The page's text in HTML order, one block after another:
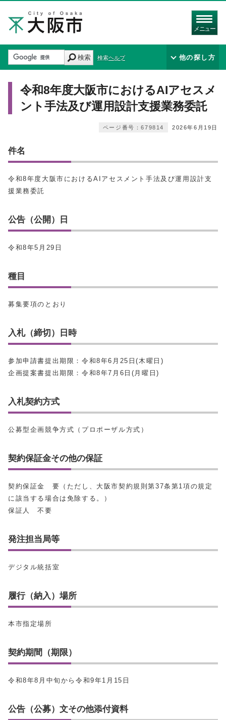
メニュー
検索 検索ヘルプ 他の探し方
令和8年度大阪市におけるAIアセスメ
ント手法及び運用設計支援業務委託
2026年6月19日
ページ番号：679814
件名
令和8年度大阪市におけるAIアセスメント手法及び運用設計支
援業務委託
公告（公開）日
令和8年5月29日
種目
募集要項のとおり
入札（締切）日時
参加申請書提出期限：令和8年6月25日(木曜日)
企画提案書提出期限：令和8年7月6日(月曜日)
入札契約方式
公募型企画競争方式（プロポーザル方式）
契約保証金その他の保証
契約保証金 要（ただし、大阪市契約規則第37条第1項の規定
に該当する場合は免除する。）
保証人 不要
発注担当局等
デジタル統括室
履行（納入）場所
本市指定場所
契約期間（期限）
令和8年8月中旬から令和9年1月15日
公告（公募）文その他添付資料